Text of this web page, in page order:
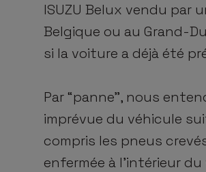
ISUZU Belux vendu par
Belgique ou au Grand-
si la voiture a déjà été
Par “panne”, nous
imprévue du véhicule
compris les pneus
enfermée à l’intérieur